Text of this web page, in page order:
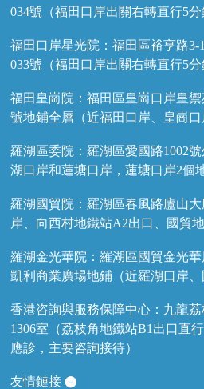
034號（福田口岸出關右轉直行5分
福田口岸星光院：福田區裕亨路
033號（福田口岸出關右轉直行5分
福田皇崗院：福田區皇崗口岸皇
號地鋪全層（近福田口岸、皇崗口
羅湖區委院：羅湖區愛國路1002
湖口岸和蓮塘口岸，蓮塘口岸2個
羅湖國貿院：羅湖區春風路廬山
岸、向西村地鐵站A2出口、國貿
羅湖金光華院：羅湖區國貿金光
凱利商業廣場地鋪（近羅湖口岸、
香港咨詢與服務保障中心：九龍
1306室（荔枝角地鐵站B1出口直
應診，主要咨詢接待）
友情鏈接